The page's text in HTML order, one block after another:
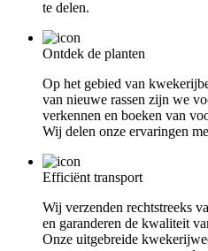
te delen.
Ontdek de planten
Op het gebied van
van nieuwe rassen zijn we
verkennen en boeken van
Wij delen onze ervaringen
Efficiënt transport
Wij verzenden rechtstreeks
en garanderen de kwaliteit
Onze uitgebreide